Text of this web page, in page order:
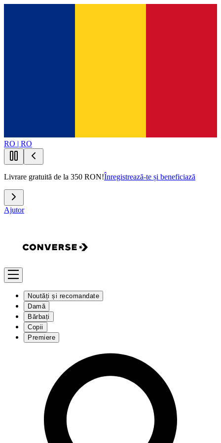
RO | RO
Livrare gratuită de la 350 RON!Înregistrează-te și beneficiază
Ajutor
Noutăți și recomandate
Damă
Bărbați
Copii
Premiere